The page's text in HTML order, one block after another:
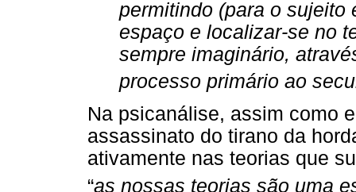
permitindo (para o sujeito
espaço e localizar-se no
sempre imaginário,
processo primário ao
Na psicanálise, assim como
assassinato do tirano da
ativamente nas teorias que
“as nossas teorias são uma